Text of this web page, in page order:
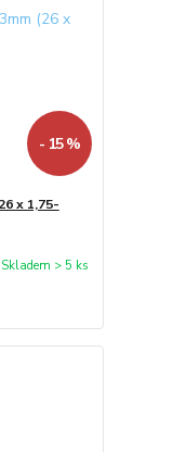
- 15 %
x 1,75-
Skladem > 5 ks